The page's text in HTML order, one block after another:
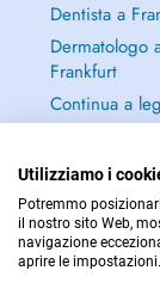
Dentista a
Dermatologo
Frankfurt
Continua a
→
Utilizziamo i
Potremmo
il nostro sito Web,
navigazione
aprire le impostazioni.